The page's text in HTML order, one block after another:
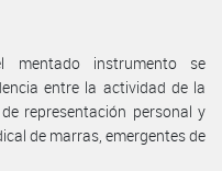
mentado instrumento se
entre la actividad de la
representación personal y
de marras, emergentes de